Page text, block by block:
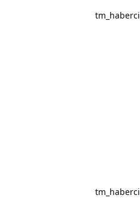
tm_haberci
tm_haberci